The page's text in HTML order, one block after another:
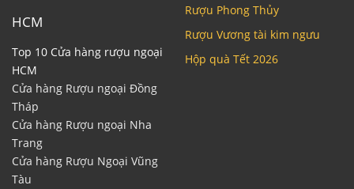
HCM
Top 10 Cửa hàng rượu ngoại
HCM
Cửa hàng Rượu ngoại Đồng
Tháp
Cửa hàng Rượu ngoại Nha
Trang
Cửa hàng Rượu Ngoại Vũng
Tàu
Rượu Phong Thủy
Rượu Vương tài kim ngưu
Hộp quà Tết 2026